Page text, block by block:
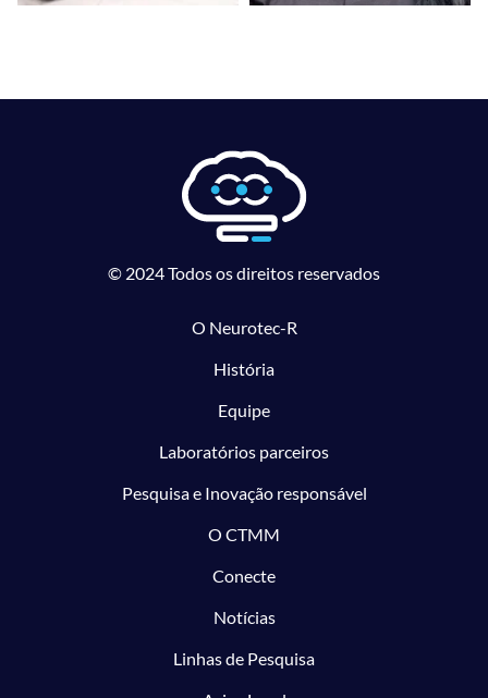
© 2024 Todos os direitos reservados
O Neurotec-R
História
Equipe
Laboratórios parceiros
Pesquisa e Inovação responsável
O CTMM
Conecte
Notícias
Linhas de Pesquisa